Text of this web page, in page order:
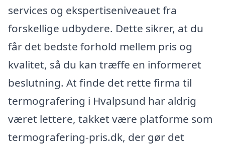
services og ekspertiseniveauet fra
forskellige udbydere. Dette sikrer, at du
får det bedste forhold mellem pris og
kvalitet, så du kan træffe en informeret
beslutning. At finde det rette firma til
termografering i Hvalpsund har aldrig
været lettere, takket være platforme som
termografering-pris.dk, der gør det